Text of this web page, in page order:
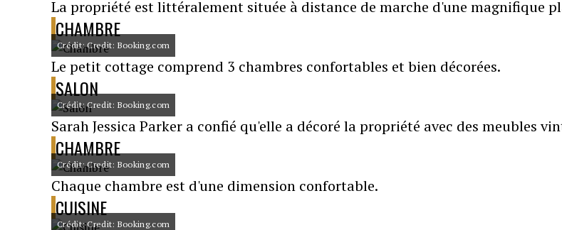
La propriété est littéralement située à distance de marche d'une magnifique
CHAMBRE
Crédit: Credit: Booking.com
Le petit cottage comprend 3 chambres confortables et bien décorées.
SALON
Crédit: Credit: Booking.com
Sarah Jessica Parker a confié qu'elle a décoré la propriété avec des meubles
CHAMBRE
Crédit: Credit: Booking.com
Chaque chambre est d'une dimension confortable.
CUISINE
Crédit: Credit: Booking.com